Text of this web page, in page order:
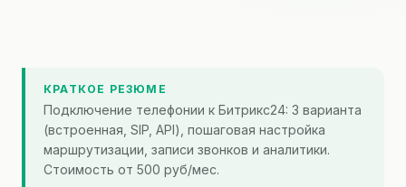
КРАТКОЕ РЕЗЮМЕ
Подключение телефонии к Битрикс24: 3 варианта
(встроенная, SIP, API), пошаговая настройка
маршрутизации, записи звонков и аналитики.
Стоимость от 500 руб/мес.